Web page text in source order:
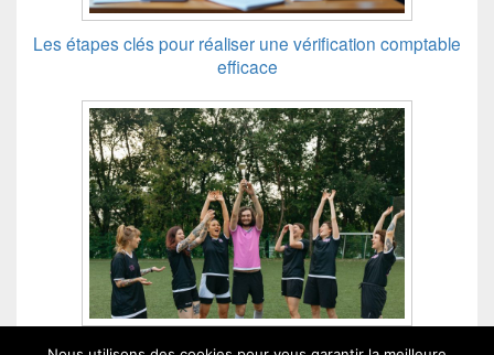
Les étapes clés pour réaliser une vérification comptable
efficace
Les avantages de la teambuilding pour une entreprise